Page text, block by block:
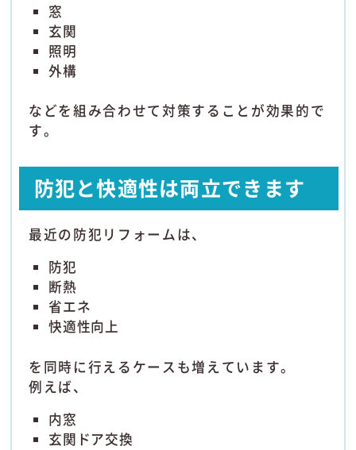
窓
玄関
照明
外構
などを組み合わせて対策することが効果的で
す。
防犯と快適性は両立できます
最近の防犯リフォームは、
防犯
断熱
省エネ
快適性向上
を同時に行えるケースも増えています。
例えば、
内窓
玄関ドア交換